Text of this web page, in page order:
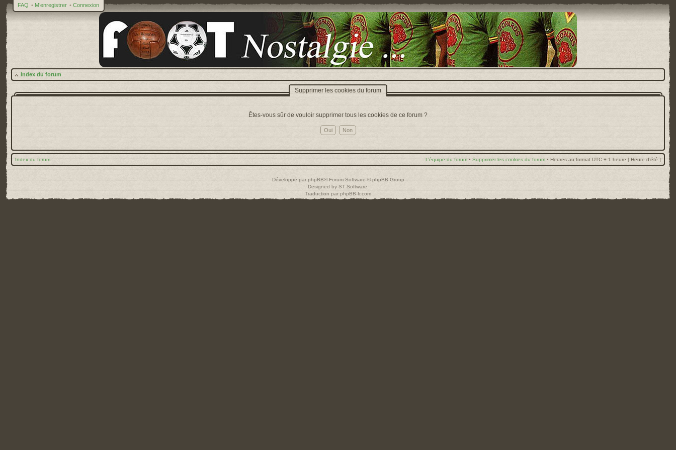
FAQ • M’enregistrer • Connexion
Index du forum
Supprimer les cookies du forum
Êtes-vous sûr de vouloir supprimer tous les cookies de ce forum ?
Index du forum L’équipe du forum • Supprimer les cookies du forum • Heures au format UTC + 1 heure [ Heure d’été ]
Développé par phpBB® Forum Software © phpBB Group
Designed by ST Software
Traduction par phpBB-fr.com